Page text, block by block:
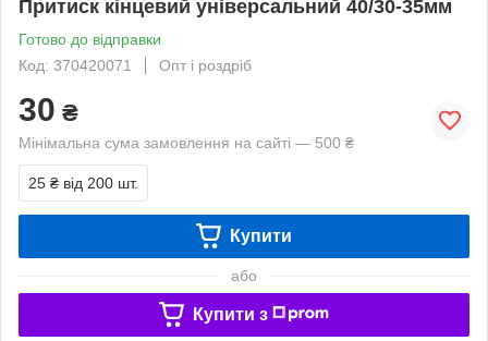
Притиск кінцевий універсальний 40/30-35мм
Готово до відправки
Код: 370420071
Опт і роздріб
30 ₴
Мінімальна сума замовлення на сайті — 500 ₴
25 ₴ від 200 шт.
Купити
або
Купити з